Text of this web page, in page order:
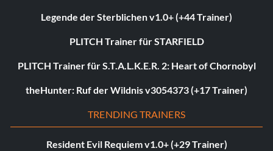
Legende der Sterblichen v1.0+ (+44 Trainer)
PLITCH Trainer für STARFIELD
PLITCH Trainer für S.T.A.L.K.E.R. 2: Heart of Chornobyl
theHunter: Ruf der Wildnis v3054373 (+17 Trainer)
TRENDING TRAINERS
Resident Evil Requiem v1.0+ (+29 Trainer)